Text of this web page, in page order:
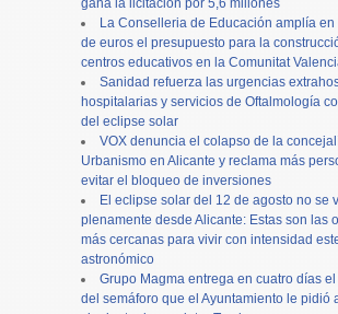
gana la licitación por 5,6 millones
La Conselleria de Educación amplía
de euros el presupuesto para la
centros educativos en la Comunitat
Sanidad refuerza las urgencias
hospitalarias y servicios de Oftalmología
del eclipse solar
VOX denuncia el colapso de la
Urbanismo en Alicante y reclama más
evitar el bloqueo de inversiones
El eclipse solar del 12 de agosto no se
plenamente desde Alicante: Estas son las
más cercanas para vivir con intensidad
astronómico
Grupo Magma entrega en cuatro días
del semáforo que el Ayuntamiento le pidió